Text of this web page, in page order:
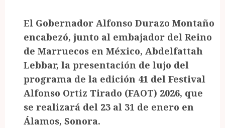
El Gobernador Alfonso Durazo Montaño
encabezó, junto al embajador del Reino
de Marruecos en México, Abdelfattah
Lebbar, la presentación de lujo del
programa de la edición 41 del Festival
Alfonso Ortiz Tirado (FAOT) 2026, que
se realizará del 23 al 31 de enero en
Álamos, Sonora.